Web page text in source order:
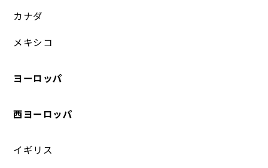
カナダ
メキシコ
ヨーロッパ
西ヨーロッパ
イギリス